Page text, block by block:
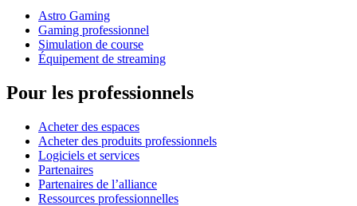
Astro Gaming
Gaming professionnel
Simulation de course
Équipement de streaming
Pour les professionnels
Acheter des espaces
Acheter des produits professionnels
Logiciels et services
Partenaires
Partenaires de l’alliance
Ressources professionnelles